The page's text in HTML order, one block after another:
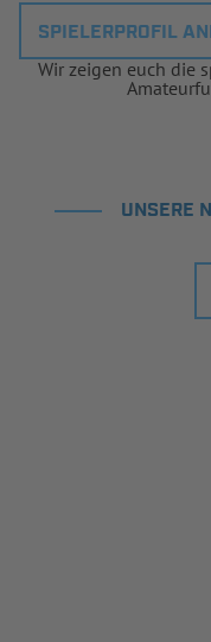
SPIELERPROFIL
Wir zeigen euch die
UNSERE